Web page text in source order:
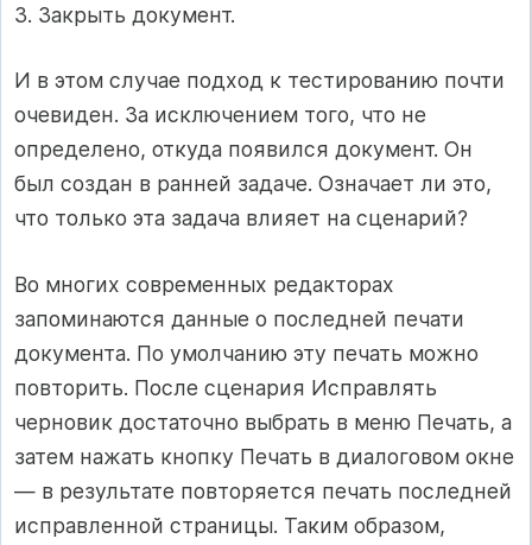
3. Закрыть документ.
И в этом случае подход к тестированию почти
очевиден. За исключением того, что не
определено, откуда появился документ. Он
был создан в ранней задаче. Означает ли это,
что только эта задача влияет на сценарий?
Во многих современных редакторах
запоминаются данные о последней печати
документа. По умолчанию эту печать можно
повторить. После сценария Исправлять
черновик достаточно выбрать в меню Печать, а
затем нажать кнопку Печать в диалоговом окне
— в результате повторяется печать последней
исправленной страницы. Таким образом,